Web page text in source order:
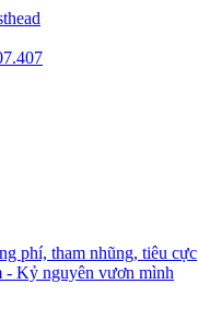
phí, tham nhũng, tiêu cực
- Kỷ nguyên vươn mình